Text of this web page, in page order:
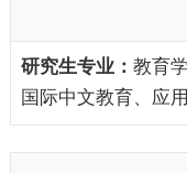
教育
国际中文教育、应